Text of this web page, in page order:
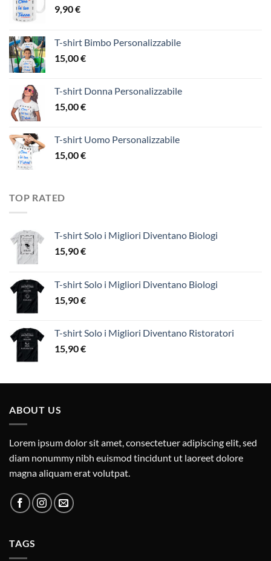
9,90€
T-shirt Bimbo Personalizzabile
15,00€
T-shirt Donna Personalizzabile
15,00€
T-shirt Uomo Personalizzabile
15,00€
TOP RATED
T-shirt Solo i Migliori Diventano Biologi
15,90€
T-shirt Solo i Migliori Diventano Biologi
15,90€
T-shirt Solo i Migliori Diventano Ristoratori
15,90€
ABOUT US
Lorem ipsum dolor sit amet, consectetuer adipiscing elit, sed
diam nonummy nibh euismod tincidunt ut laoreet dolore
magna aliquam erat volutpat.
TAGS